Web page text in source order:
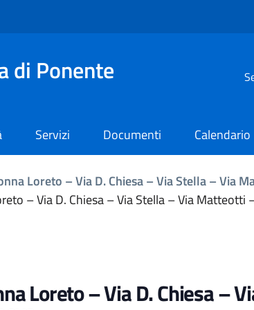
di Ponente
Servizi Documenti Calendario
Loreto – Via D. Chiesa – Via Stella – Via
– Via D. Chiesa – Via Stella – Via Matteotti
Loreto – Via D. Chiesa –